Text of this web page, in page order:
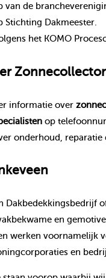
van de
Stichting Dakmeester.
het KOMO
informatie over
op
onderhoud,
Dakbedekkingsbedrijf
en
werken voornamelijk
en